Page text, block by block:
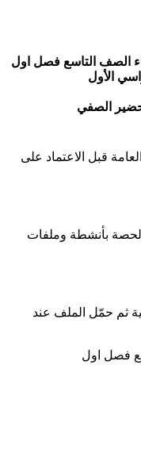
الصف التاسع فصل اول
الأول
الصفي
قبل الاعتماد على
بأنشطة وملفات
ثم حمّل الملف عند
فصل اول